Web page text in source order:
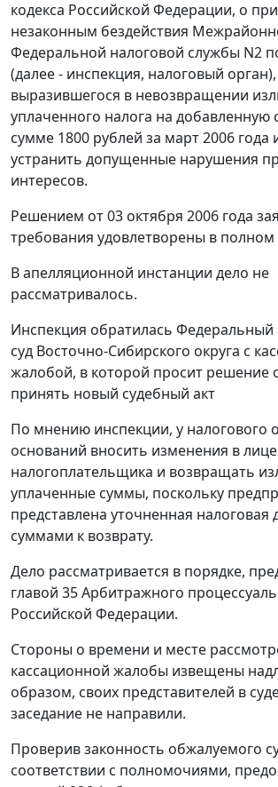
кодекса Российской Федерации, о
незаконным бездействия
Федеральной налоговой службы N2
(далее - инспекция, налоговый орган),
выразившегося в невозвращении
уплаченного налога на добавленную
сумме 1800 рублей за март 2006 года
устранить допущенные нарушения
интересов.
Решением от 03 октября 2006 года
требования удовлетворены в
В апелляционной инстанции дело не
рассматривалось.
Инспекция обратилась
суд Восточно-Сибирского округа с
жалобой, в которой просит решение
принять новый судебный акт
По мнению инспекции, у налогового
оснований вносить изменения в
налогоплательщика и возвращать
уплаченные суммы, поскольку
представлена уточненная налоговая
суммами к возврату.
Дело рассматривается в порядке,
главой 35Арбитражного
Российской Федерации.
Стороны о времени и месте
кассационной жалобы извещены
образом, своих представителей в
заседание не направили.
Проверив законность обжалуемого
соответствии с полномочиями,